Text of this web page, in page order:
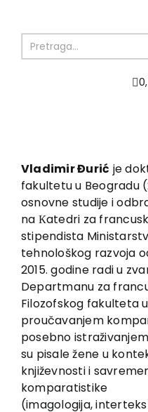
content
About us
Books
In preparation
Sale
Authors
News
EU PROJECTS
Contact
Vladimir Đurić je
fakultetu u Beogradu
osnovne studije i
na Кatedri za
stipendista
tehnološkog razvoja
2015. godine radi u
Departmanu za
Filozofskog fakulteta u
proučavanjem
posebno
su pisale žene u
književnosti i
komparatistike
(imagologija,